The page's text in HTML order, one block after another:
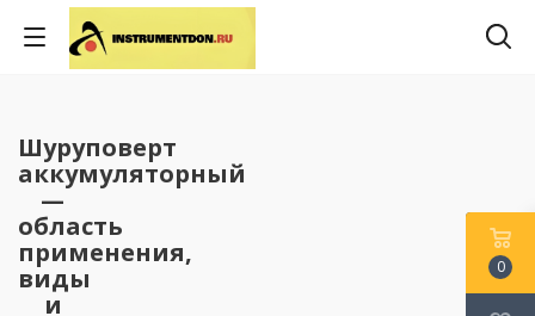
Шуруповерт
аккумуляторный
—
область
применения,
виды
и
0